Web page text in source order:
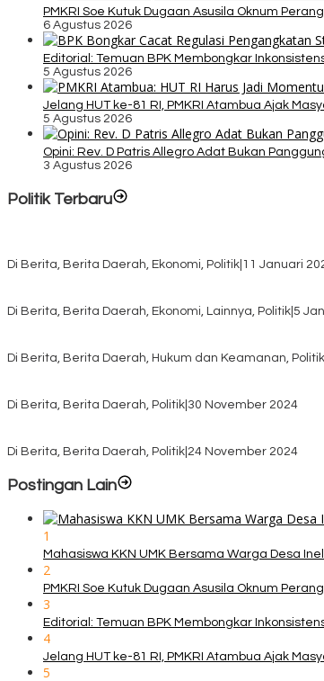
PMKRI Soe Kutuk Dugaan Asusila Oknum
6 Agustus 2026
Editorial: Temuan BPK Membongkar
5 Agustus 2026
Jelang HUT ke-81 RI, PMKRI Atambua Ajak
5 Agustus 2026
Opini: Rev. D Patris Allegro Adat Bukan
3 Agustus 2026
Politik Terbaru
Di Berita, Berita Daerah, Ekonomi, Politik 11 Januari
Di Berita, Berita Daerah, Ekonomi, Lainnya, Politik 5
Di Berita, Berita Daerah, Hukum dan Keamanan, Politik
Di Berita, Berita Daerah, Politik 30 November 2024
Di Berita, Berita Daerah, Politik 24 November 2024
Postingan Lain
1
Mahasiswa KKN UMK Bersama Warga Desa
2
PMKRI Soe Kutuk Dugaan Asusila Oknum
3
Editorial: Temuan BPK Membongkar
4
Jelang HUT ke-81 RI, PMKRI Atambua Ajak
5